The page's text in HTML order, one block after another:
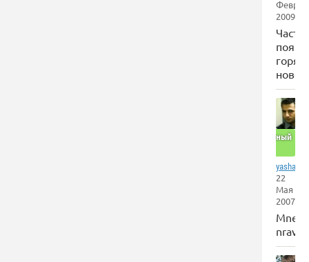
2009
Часто
Отличный
yashar
22
Мая
2007
Mne